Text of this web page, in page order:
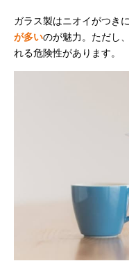
ガラス製はニオイがつき
が多いのが魅力。ただし
れる危険性があります。